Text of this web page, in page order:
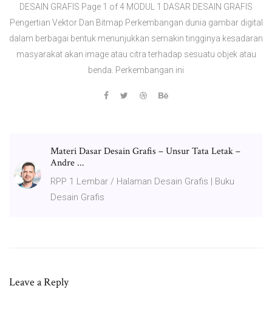
DESAIN GRAFIS Page 1 of 4 MODUL 1 DASAR DESAIN GRAFIS
Pengertian Vektor Dan Bitmap Perkembangan dunia gambar digital
dalam berbagai bentuk menunjukkan semakin tingginya kesadaran
masyarakat akan image atau citra terhadap sesuatu objek atau
benda. Perkembangan ini
Materi Dasar Desain Grafis – Unsur Tata Letak –
Andre ...
RPP 1 Lembar / Halaman Desain Grafis | Buku
Desain Grafis
Leave a Reply